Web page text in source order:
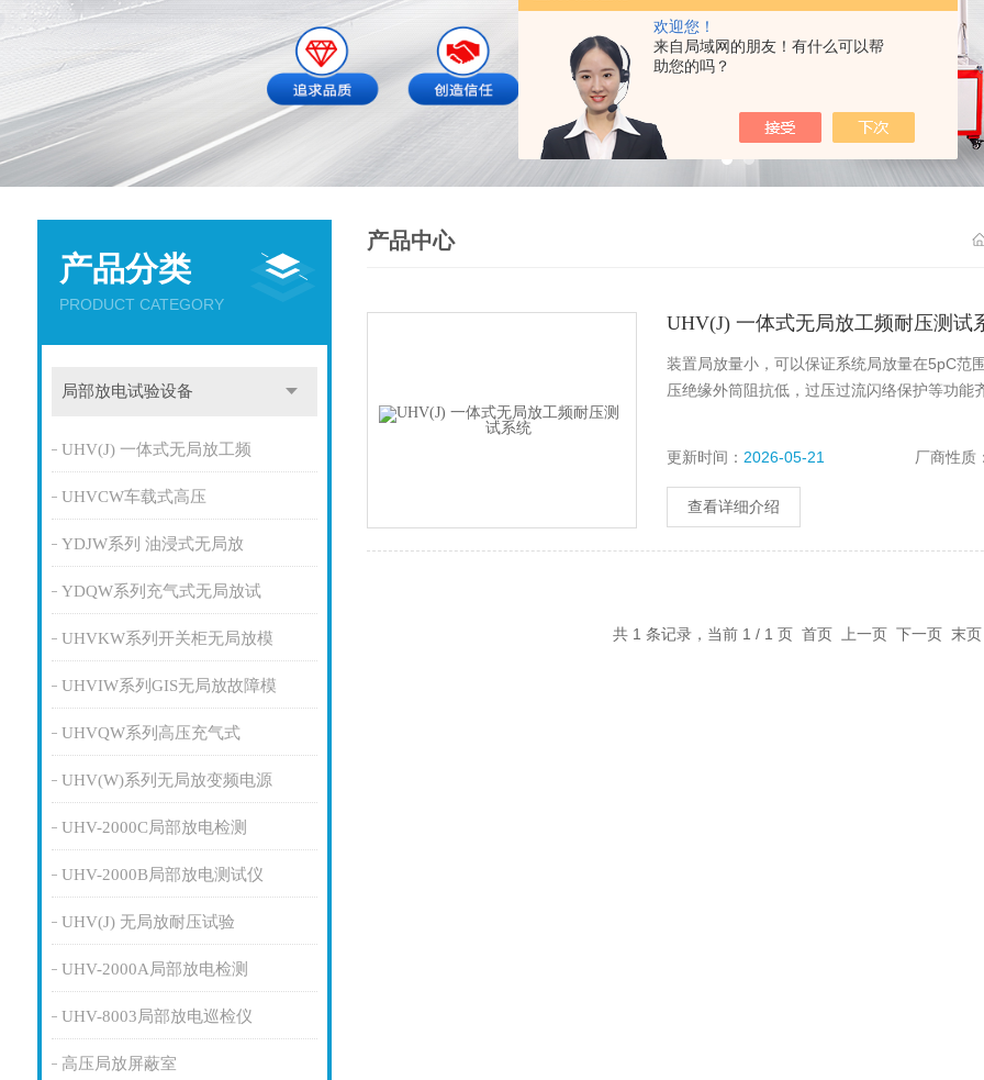
欢迎您！
来自局域网的朋友！有什么可以帮
助您的吗？
产品分类
PRODUCT CATEGORY
局部放电试验设备
UHV(J) 一体式无局放工频
UHVCW车载式高压
YDJW系列 油浸式无局放
YDQW系列充气式无局放试
UHVKW系列开关柜无局放模
UHVIW系列GIS无局放故障模
UHVQW系列高压充气式
UHV(W)系列无局放变频电源
UHV-2000C局部放电检测
UHV-2000B局部放电测试仪
UHV(J) 无局放耐压试验
UHV-2000A局部放电检测
UHV-8003局部放电巡检仪
高压局放屏蔽室
产品中心
UHV(J) 一体式无局放工频耐压测试
装置局放量小，可以保证系统局放量在5pC范
压绝缘外筒阻抗低，过压过流闪络保护等功能
更新时间： 2026-05-21 厂商性质
查看详细介绍
共 1 条记录，当前 1 / 1 页 首页 上一页 下一页 末